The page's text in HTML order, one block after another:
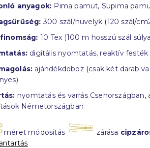
anyagok: Pima pamut, Supima
300 szál/hüvelyk (120 szál/
10 Tex (100 m hosszú szál
digitális nyomtatás, reaktív festék
ajándékdoboz (csak két darab
nyomtatás és varrás
Németországban
méret módosítás zárása